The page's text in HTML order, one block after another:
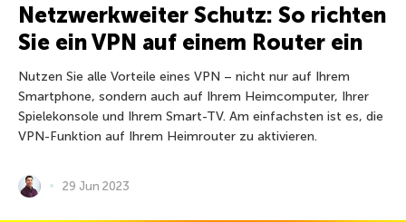
Netzwerkweiter Schutz: So richten
Sie ein VPN auf einem Router ein
Nutzen Sie alle Vorteile eines VPN – nicht nur auf Ihrem
Smartphone, sondern auch auf Ihrem Heimcomputer, Ihrer
Spielekonsole und Ihrem Smart-TV. Am einfachsten ist es, die
VPN-Funktion auf Ihrem Heimrouter zu aktivieren.
29 Jun 2023